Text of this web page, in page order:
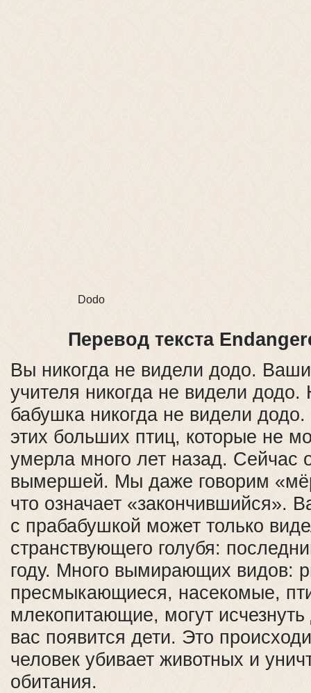
Dodo
Перевод текста
Вы никогда не видели додо.
учителя никогда не видели
бабушка никогда не видели
этих больших птиц, которые не
умерла много лет назад. Сейчас
вымершей. Мы даже говорим
что означает «закончившийся».
с прабабушкой может только
странствующего голубя:
году. Много вымирающих видов:
пресмыкающиеся, насекомые,
млекопитающие, могут исчезнуть
вас появится дети. Это
человек убивает животных и
обитания.